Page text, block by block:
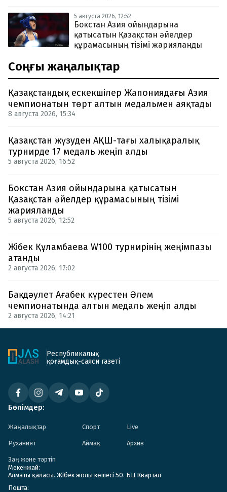
5 августа 2026, 12:52
Бокстан Азия ойындарына
қатысатын Қазақстан әйелдер
құрамасының тізімі жарияланды
Соңғы жаңалықтар
Қазақстандық ескекшілер Жапониядағы Азия
чемпионатын төрт алтын медальмен аяқтады
8 августа 2026, 15:34
Қазақстан жүзуден АҚШ-тағы халықаралық
турнирде 17 медаль жеңіп алды
5 августа 2026, 16:52
Бокстан Азия ойындарына қатысатын
Қазақстан әйелдер құрамасының тізімі
жарияланды
5 августа 2026, 12:52
Жібек Құламбаева W100 турнирінің жеңімпазы
атанды
2 августа 2026, 17:02
Бақдәулет Ағабек күрестен Әлем
чемпионатында алтын медаль жеңіп алды
2 августа 2026, 14:21
Республикалық
қоғамдық-саяси газеті
Бөлімдер:
Жаңалықтар Спорт Live
Руханият Аймақ Архив
Заң және тәртіп
Мекенжай:
Алматы қаласы. Жібек жолы көшесі 50. БЦ Квартал
Пошта: